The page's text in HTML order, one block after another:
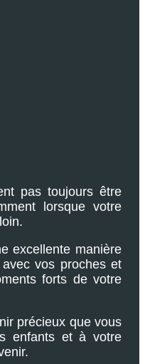
pas toujours être
lorsque votre
excellente manière
vos proches et
forts de votre
précieux que vous
enfants et à votre